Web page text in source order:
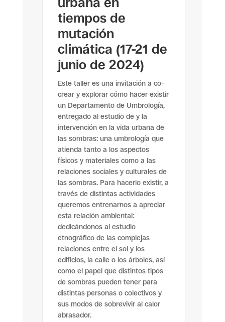
tiempos de
mutación
climática (17-21 de
junio de 2024)
Este taller es una invitación a co-
crear y explorar cómo hacer existir
un Departamento de Umbrología,
entregado al estudio de y la
intervención en la vida urbana de
las sombras: una umbrología que
atienda tanto a los aspectos
físicos y materiales como a las
relaciones sociales y culturales de
las sombras. Para hacerlo existir, a
través de distintas actividades
queremos entrenarnos a apreciar
esta relación ambiental:
dedicándonos al estudio
etnográfico de las complejas
relaciones entre el sol y los
edificios, la calle o los árboles, así
como el papel que distintos tipos
de sombras pueden tener para
distintas personas o colectivos y
sus modos de sobrevivir al calor
abrasador.